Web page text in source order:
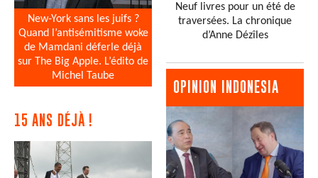
New-York sans les juifs ?
Quand l’antisémitisme woke
de Mamdani déferle déjà
sur The Big Apple. L’édito de
Michel Taube
15 ANS DÉJÀ !
Neuf livres pour un été de
traversées. La chronique
d’Anne Dézîles
OPINION INDONESIA